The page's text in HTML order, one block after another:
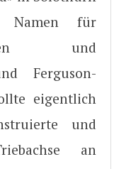
für
und
Ferguson-
eigentlich
und
an